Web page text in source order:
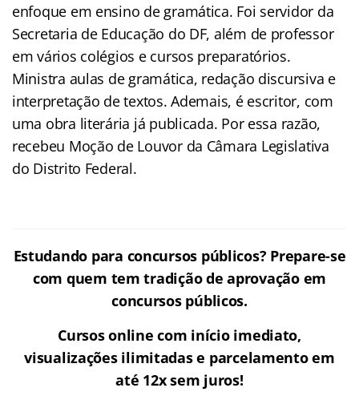
enfoque em ensino de gramática. Foi servidor da
Secretaria de Educação do DF, além de professor
em vários colégios e cursos preparatórios.
Ministra aulas de gramática, redação discursiva e
interpretação de textos. Ademais, é escritor, com
uma obra literária já publicada. Por essa razão,
recebeu Moção de Louvor da Câmara Legislativa
do Distrito Federal.
Estudando para concursos públicos? Prepare-se
com quem tem tradição de aprovação em
concursos públicos.
Cursos online com início imediato,
visualizações ilimitadas e parcelamento em
até 12x sem juros!